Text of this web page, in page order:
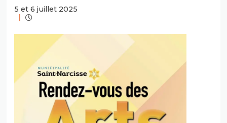
5 et 6 juillet 2025